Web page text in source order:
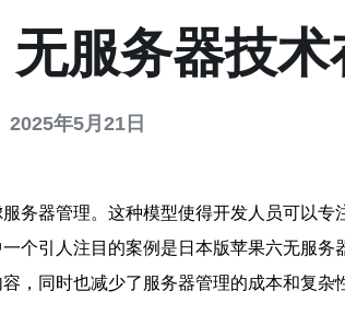
服务器技
2025年5月21日
器管理。这种模型使得开发人员可以专
引人注目的案例是日本版苹果六无服务
，同时也减少了服务器管理的成本和复